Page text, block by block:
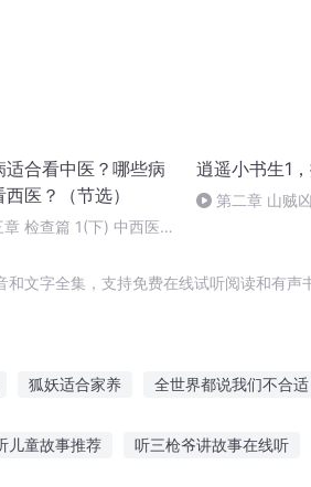
适合看中医？哪些病
医？（节选）
章 检查篇 1(下) 中西医
逍遥小书生1
第二章 山贼
文字全集，支持免费在线试听阅读和有声
狐妖适合家养 全世界都说我们不合适
儿童故事推荐 听三枪爷讲故事在线听